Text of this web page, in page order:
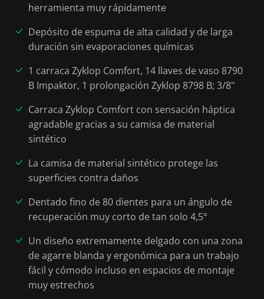
herramienta muy rápidamente
Depósito de espuma de alta calidad y de larga
duración sin evaporaciones químicas
1 carraca Zyklop Comfort, 14 llaves de vaso 8790
B Impaktor, 1 prolongación Zyklop 8798 B; 3/8"
Carraca Zyklop Comfort con sensación háptica
agradable gracias a su camisa de material
sintético
La camisa de material sintético protege las
superficies contra daños
Dentado fino de 80 dientes para un ángulo de
recuperación muy corto de tan solo 4,5°
Un diseño extremamente delgado con una zona
de agarre blanda y ergonómica para un trabajo
fácil y cómodo incluso en espacios de montaje
muy estrechos